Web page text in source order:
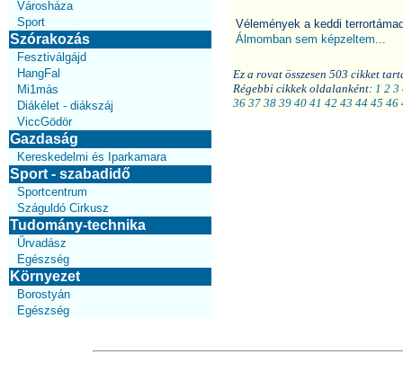
Városháza
Sport
Szórakozás
Fesztiválgájd
HangFal
Mi1más
Diákélet - diákszáj
ViccGödör
Gazdaság
Kereskedelmi és Iparkamara
Sport - szabadidő
Sportcentrum
Száguldó Cirkusz
Tudomány-technika
Űrvadász
Egészség
Környezet
Borostyán
Egészség
Vélemények a keddi
Álmomban sem képzeltem...
Ez a rovat összesen 503 cikket
Régebbi cikkek oldalanként: 1 2 3
36 37 38 39 40 41 42 43 44 45 46